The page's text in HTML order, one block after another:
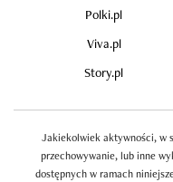
Polki.pl
Viva.pl
Story.pl
Jakiekolwiek aktywności, w
przechowywanie, lub inne
dostępnych w ramach